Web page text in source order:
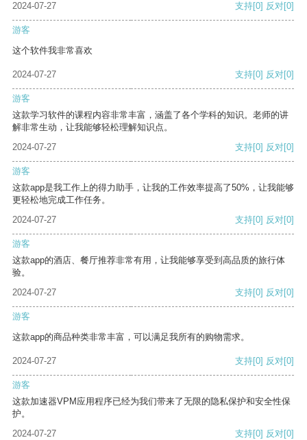
2024-07-27 支持[0] 反对[0]
游客
这个软件我非常喜欢
2024-07-27 支持[0] 反对[0]
游客
这款学习软件的课程内容非常丰富，涵盖了各个学科的知识。老师的讲
解非常生动，让我能够轻松理解知识点。
2024-07-27
支持[0] 反对[0]
游客
这款app是我工作上的得力助手，让我的工作效率提高了50%，让我能够
更轻松地完成工作任务。
2024-07-27
支持[0] 反对[0]
游客
这款app的酒店、餐厅推荐非常有用，让我能够享受到高品质的旅行体
验。
2024-07-27
支持[0] 反对[0]
游客
这款app的商品种类非常丰富，可以满足我所有的购物需求。
2024-07-27 支持[0] 反对[0]
游客
这款加速器VPM应用程序已经为我们带来了无限的隐私保护和安全性保
护。
2024-07-27
支持[0] 反对[0]